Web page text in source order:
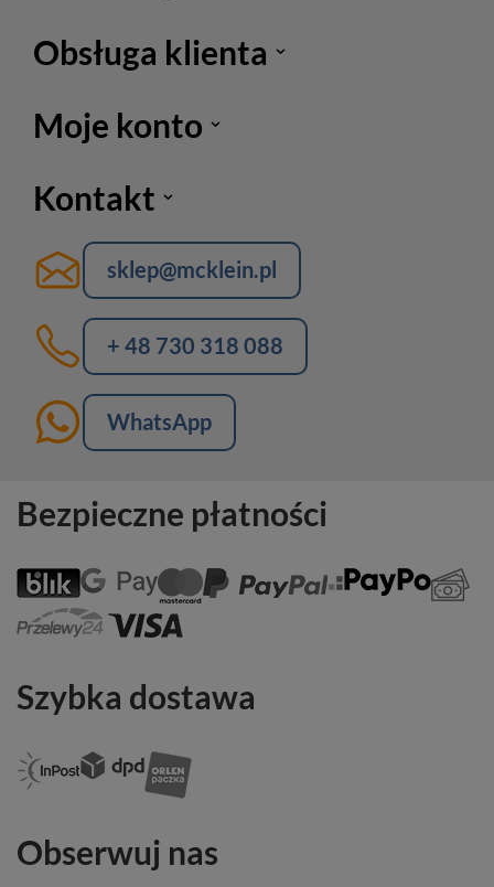
Obsługa klienta
Moje konto
Kontakt
sklep@mcklein.pl
+ 48 730 318 088
WhatsApp
Bezpieczne płatności
Szybka dostawa
Obserwuj nas